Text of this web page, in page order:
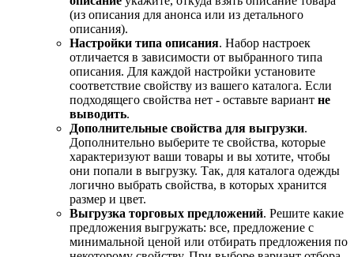
(из описания для анонса или из детального
описания).
Настройки типа описания. Набор настроек
отличается в зависимости от выбранного типа
описания. Для каждой настройки установите
соответствие свойству из вашего каталога. Если
подходящего свойства нет - оставьте вариант не
выводить.
Дополнительные свойства для выгрузки.
Дополнительно выберите те свойства, которые
характеризуют ваши товары и вы хотите, чтобы
они попали в выгрузку. Так, для каталога одежды
логично выбрать свойства, в которых хранится
размер и цвет.
Выгрузка торговых предложений. Решите какие
предложения выгружать: все, предложение с
минимальной ценой или отбирать предложения по